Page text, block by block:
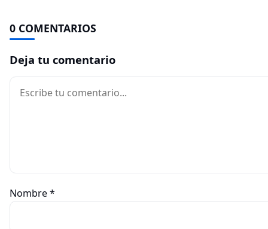
0 COMENTARIOS
Deja tu comentario
Comentario
Nombre*